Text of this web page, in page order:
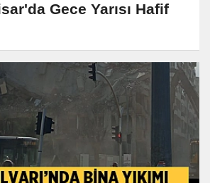
Gece Yarısı Hafif